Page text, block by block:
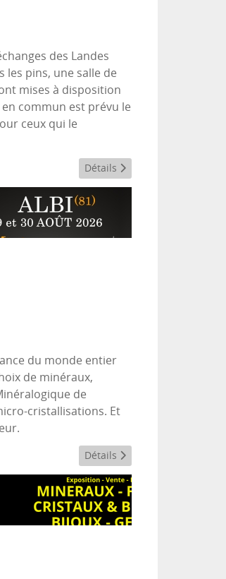
des Landes
les pins, une salle de
mises à disposition
commun est prévu le
ceux qui le
Détails
du monde entier
de minéraux,
de
cristallisations. Et
Détails